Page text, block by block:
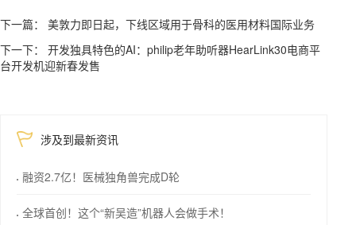
下一篇： 美敦力即日起，下线区域用于骨科的医用材料国际业务
下一下： 开发独具特色的AI：philip老年助听器HearLink30电商平
台开发机迎新春发售
涉及到最新资讯
融资2.7亿！医械独角兽完成D轮
全球首创！这个“新吴造”机器人会做手术！